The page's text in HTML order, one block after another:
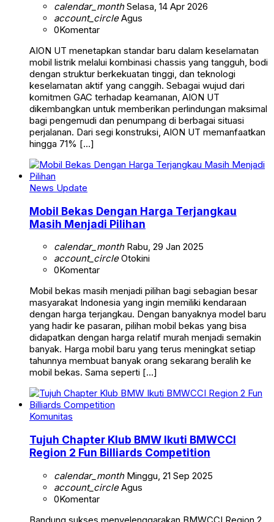
calendar_monthSelasa, 14 Apr 2026
account_circleAgus
0Komentar
AION UT menetapkan standar baru dalam keselamatan
mobil listrik melalui kombinasi chassis yang tangguh, bodi
dengan struktur berkekuatan tinggi, dan teknologi
keselamatan aktif yang canggih. Sebagai wujud dari
komitmen GAC terhadap keamanan, AION UT
dikembangkan untuk memberikan perlindungan maksimal
bagi pengemudi dan penumpang di berbagai situasi
perjalanan. Dari segi konstruksi, AION UT memanfaatkan
hingga 71% […]
News Update
Mobil Bekas Dengan Harga Terjangkau
Masih Menjadi Pilihan
calendar_monthRabu, 29 Jan 2025
account_circleOtokini
0Komentar
Mobil bekas masih menjadi pilihan bagi sebagian besar
masyarakat Indonesia yang ingin memiliki kendaraan
dengan harga terjangkau. Dengan banyaknya model baru
yang hadir ke pasaran, pilihan mobil bekas yang bisa
didapatkan dengan harga relatif murah menjadi semakin
banyak. Harga mobil baru yang terus meningkat setiap
tahunnya membuat banyak orang sekarang beralih ke
mobil bekas. Sama seperti […]
Komunitas
Tujuh Chapter Klub BMW Ikuti BMWCCI
Region 2 Fun Billiards Competition
calendar_monthMinggu, 21 Sep 2025
account_circleAgus
0Komentar
Bandung sukses menyelenggarakan BMWCCI Region 2